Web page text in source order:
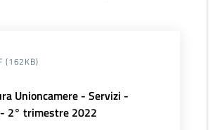
(162KB)
Unioncamere - Servizi -
2° trimestre 2022